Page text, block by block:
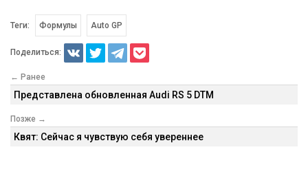
Теги: Формулы Auto GP
Поделиться:
← Ранее
Представлена обновленная Audi RS 5 DTM
Позже →
Квят: Сейчас я чувствую себя увереннее